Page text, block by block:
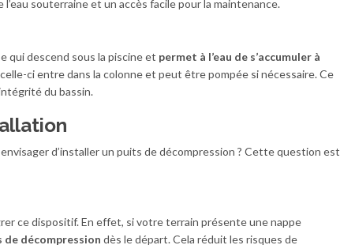
souterraine et un accès facile pour la maintenance.
qui descend sous la piscine et permet à l’eau de s’accumuler à
ci entre dans la colonne et peut être pompée si nécessaire. Ce
du bassin.
d’installer un puits de décompression ? Cette question est
ce dispositif. En effet, si votre terrain présente une nappe
de décompression dès le départ. Cela réduit les risques de